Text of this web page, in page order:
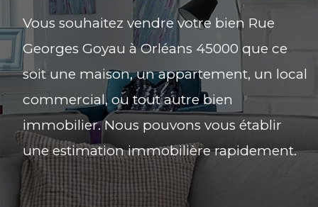
Vous souhaitez vendre votre bien Rue
Georges Goyau à Orléans 45000 que ce
soit une maison, un appartement, un local
commercial, ou tout autre bien
immobilier. Nous pouvons vous établir
une estimation immobilière rapidement.